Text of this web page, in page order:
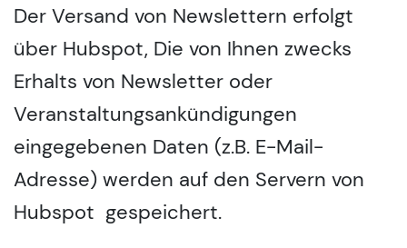
Der Versand von Newslettern erfolgt
über Hubspot, Die von Ihnen zwecks
Erhalts von Newsletter oder
Veranstaltungsankündigungen
eingegebenen Daten (z.B. E-Mail-
Adresse) werden auf den Servern von
Hubspot gespeichert.